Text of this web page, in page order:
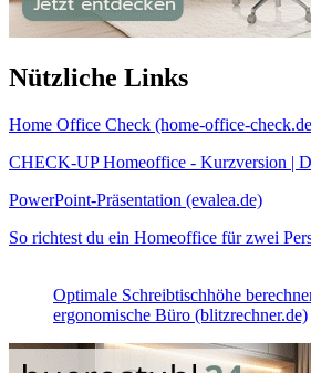
Nützliche Links
Home Office Check (home-office-
CHECK-UP Homeoffice - Kurzversion |
PowerPoint-Präsentation (evalea.de)
So richtest du ein Homeoffice für zwei
Optimale Schreibtischhöhe
ergonomische Büro (blitzrechner.de)